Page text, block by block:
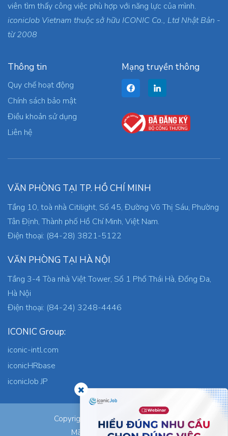
viên tìm thấy công việc phù hợp với năng lực của mình.
iconicJob Vietnam thuộc sở hữu ICONIC Co., Ltd Nhật Bản -
từ 2008
Thông tin
Quy chế hoạt động
Chính sách bảo mật
Điều khoản sử dụng
Liên hệ
Mạng truyền thông
VĂN PHÒNG TẠI TP. HỒ CHÍ MINH
Tầng 10, toà nhà Citilight, Số 45, Đường Võ Thị Sáu, Phường
Tân Định, Thành phố Hồ Chí Minh, Việt Nam.
Điện thoại: (84-28) 3821-5122
VĂN PHÒNG TẠI HÀ NỘI
Tầng 3-4 Tòa nhà Việt Tower, Số 1 Phố Thái Hà, Đống Đa,
Hà Nội
Điện thoại: (84-24) 3248-4446
ICONIC Group:
iconic-intl.com
iconicHRbase
iconicJob JP
Copyright © 2026 ICONIC Co., Ltd.
Mã số thuế: 0305745871